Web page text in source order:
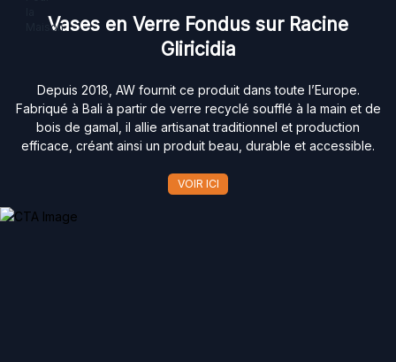
Vases en Verre Fondus sur Racine
Gliricidia
Depuis 2018, AW fournit ce produit dans toute l’Europe.
Fabriqué à Bali à partir de verre recyclé soufflé à la main et de
bois de gamal, il allie artisanat traditionnel et production
efficace, créant ainsi un produit beau, durable et accessible.
VOIR ICI